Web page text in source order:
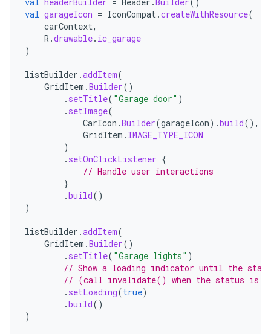
val garageIcon = IconCompat.createWithResource(
carContext,
R .drawable. ic_garage
)
listBuilder .addItem(
GridItem .Builder()
. setTitle( "Garage door" )
. setImage(
CarIcon .Builder(garageIcon).build(),
GridItem . IMAGE_TYPE_ICON
)
. setOnClickListener {
// Handle user interactions
}
.build()
)
listBuilder .addItem(
GridItem .Builder()
. setTitle( "Garage lights" )
// Show a loading indicator until the
// (call invalidate() when the status is
. setLoading(true)
.build()
)